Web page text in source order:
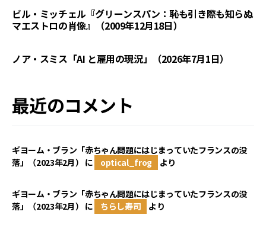
ビル・ミッチェル『グリーンスパン：恥も引き際も知らぬ
マエストロの肖像』（2009年12月18日）
ノア・スミス「AI と雇用の現況」（2026年7月1日）
最近のコメント
ギヨーム・ブラン「赤ちゃん問題にはじまっていたフランスの没
落」（2023年2月） に optical_frog より
ギヨーム・ブラン「赤ちゃん問題にはじまっていたフランスの没
落」（2023年2月） に ちらし寿司 より